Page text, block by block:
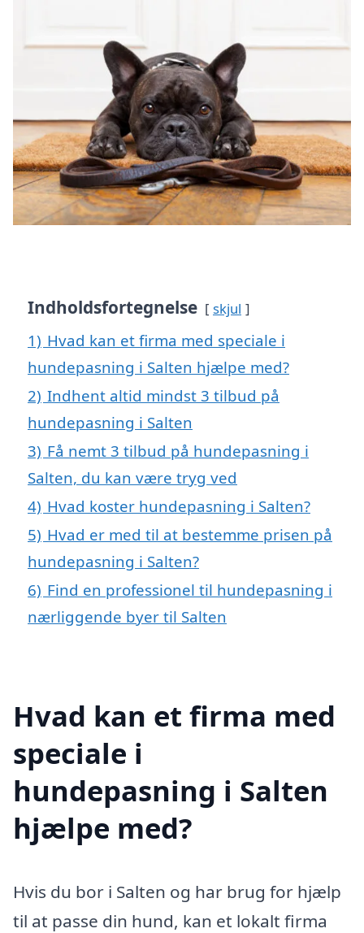
Indholdsfortegnelse skjul
1) Hvad kan et firma med speciale i
hundepasning i Salten hjælpe med?
2) Indhent altid mindst 3 tilbud på
hundepasning i Salten
3) Få nemt 3 tilbud på hundepasning i
Salten, du kan være tryg ved
4) Hvad koster hundepasning i Salten?
5) Hvad er med til at bestemme prisen på
hundepasning i Salten?
6) Find en professionel til hundepasning i
nærliggende byer til Salten
Hvad kan et firma med
speciale i
hundepasning i Salten
hjælpe med?
Hvis du bor i Salten og har brug for hjælp
til at passe din hund, kan et lokalt firma